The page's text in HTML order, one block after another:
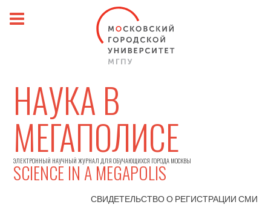
НАУКА В
МЕГАПОЛИСЕ
ЭЛЕКТРОННЫЙ НАУЧНЫЙ ЖУРНАЛ ДЛЯ ОБУЧАЮЩИХСЯ ГОРОДА МОСКВЫ
SCIENCE IN A MEGAPOLIS
СВИДЕТЕЛЬСТВО О РЕГИСТРАЦИИСМИ